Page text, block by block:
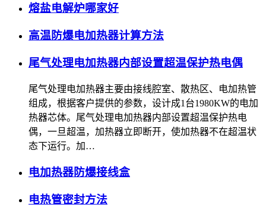
熔盐电解炉哪家好
高温防爆电加热器计算方法
尾气处理电加热器内部设置超温保护热电偶
尾气处理电加热器主要由接线腔室、散热区、电加热管
组成，根据客户提供的参数，设计成1台1980KW的电加
热器芯体。尾气处理电加热器内部设置超温保护热电
偶，一旦超温，加热器立即断开，使加热器不在超温状
态下运行。加…
电加热器防爆接线盒
电热管密封方法